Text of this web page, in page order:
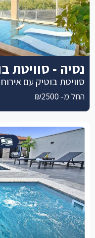
נסיה - סוויטת
סוויטת בוטיק עם
החל מ- ₪2500